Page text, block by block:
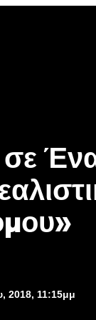
σε
2018, 11:15μμ